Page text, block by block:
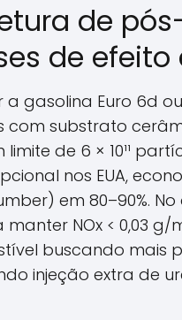
de
de efeito
a gasolina Euro 6d
com substrato
limite de 6 × 10¹¹
nos EUA,
em 80–90%. No
manter NOx < 0,03
buscando mais
injeção extra de